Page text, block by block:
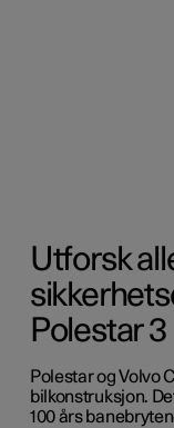
Utforsk
Polestar 3
Polestar og Volvo
bilkonstruksjon.
100 års